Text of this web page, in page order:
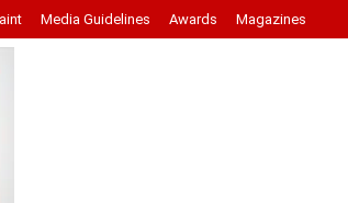
Media Guidelines Awards Magazines